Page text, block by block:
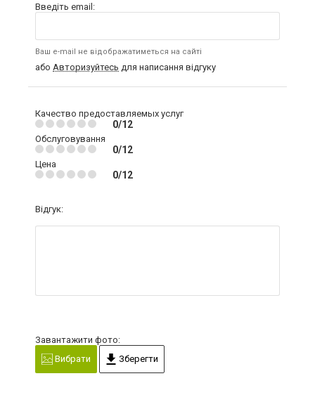
Введіть email:
Ваш e-mail не відображатиметься на сайті
або Авторизуйтесь для написання відгуку
Качество предоставляемых услуг
0/12
Обслуговування
0/12
Цена
0/12
Відгук:
Завантажити фото:
Вибрати
Зберегти